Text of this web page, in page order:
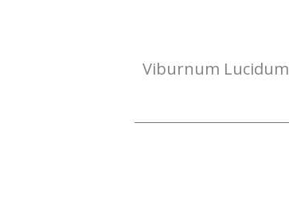
Viburnum Lucidum